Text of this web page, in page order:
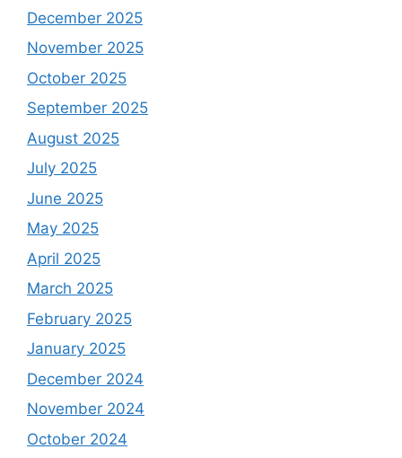
December 2025
November 2025
October 2025
September 2025
August 2025
July 2025
June 2025
May 2025
April 2025
March 2025
February 2025
January 2025
December 2024
November 2024
October 2024